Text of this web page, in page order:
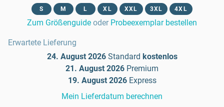
S M L XL XXL 3XL 4XL
Zum Größenguide oder Probeexemplar bestellen
Erwartete Lieferung
24. August 2026 Standard kostenlos
21. August 2026 Premium
19. August 2026 Express
Mein Lieferdatum berechnen